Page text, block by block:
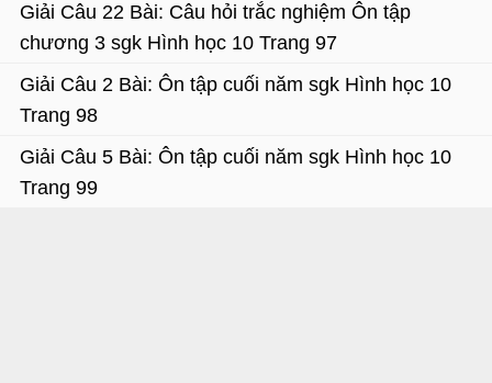
Giải Câu 22 Bài: Câu hỏi trắc nghiệm Ôn tập
chương 3 sgk Hình học 10 Trang 97
Giải Câu 2 Bài: Ôn tập cuối năm sgk Hình học 10
Trang 98
Giải Câu 5 Bài: Ôn tập cuối năm sgk Hình học 10
Trang 99